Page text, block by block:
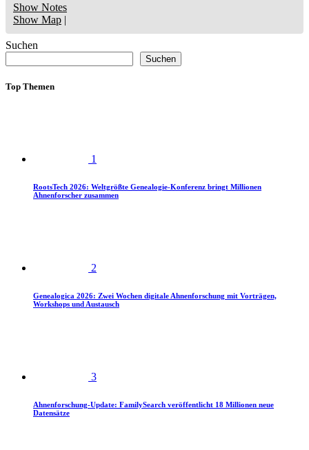
Show Notes
Show Map |
Suchen
Suchen
Top Themen
1
RootsTech 2026: Weltgrößte Genealogie-Konferenz bringt Millionen
Ahnenforscher zusammen
2
Genealogica 2026: Zwei Wochen digitale Ahnenforschung mit Vorträgen,
Workshops und Austausch
3
Ahnenforschung-Update: FamilySearch veröffentlicht 18 Millionen neue
Datensätze